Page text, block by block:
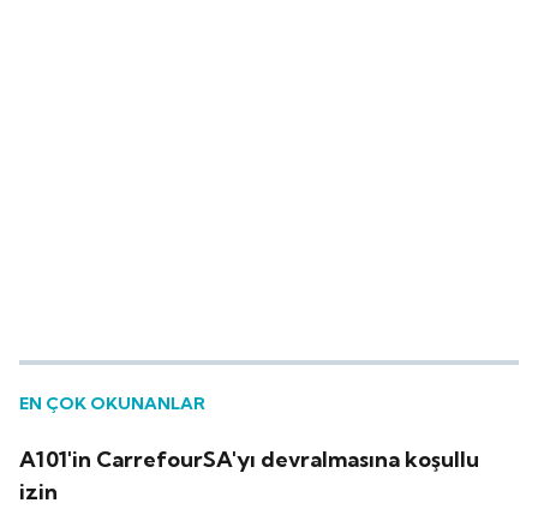
EN ÇOK OKUNANLAR
A101'in CarrefourSA'yı devralmasına koşullu
izin